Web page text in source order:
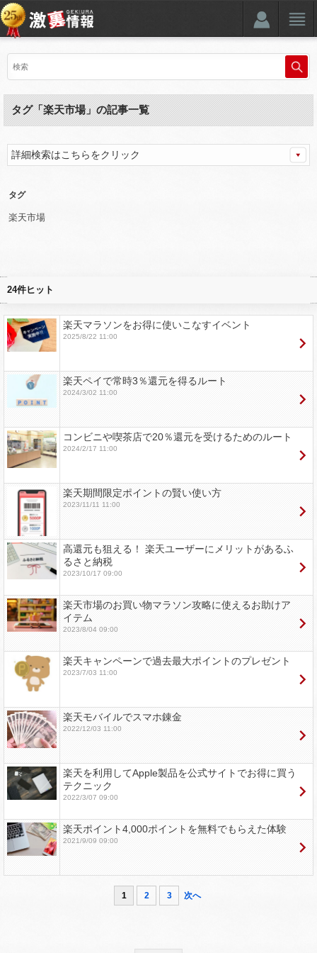
タグ「楽天市場」の記事一覧
詳細検索はこちらをクリック
タグ
楽天市場
24件ヒット
楽天マラソンをお得に使いこなすイベント
2025/8/22 11:00
楽天ペイで常時3％還元を得るルート
2024/3/02 11:00
コンビニや喫茶店で20％還元を受けるためのルート
2024/2/17 11:00
楽天期間限定ポイントの賢い使い方
2023/11/11 11:00
高還元も狙える！ 楽天ユーザーにメリットがあるふ
るさと納税
2023/10/17 09:00
楽天市場のお買い物マラソン攻略に使えるお助けア
イテム
2023/8/04 09:00
楽天キャンペーンで過去最大ポイントのプレゼント
2023/7/03 11:00
楽天モバイルでスマホ錬金
2022/12/03 11:00
楽天を利用してApple製品を公式サイトでお得に買う
テクニック
2022/3/07 09:00
楽天ポイント4,000ポイントを無料でもらえた体験
2021/9/09 09:00
1 2 3 次へ